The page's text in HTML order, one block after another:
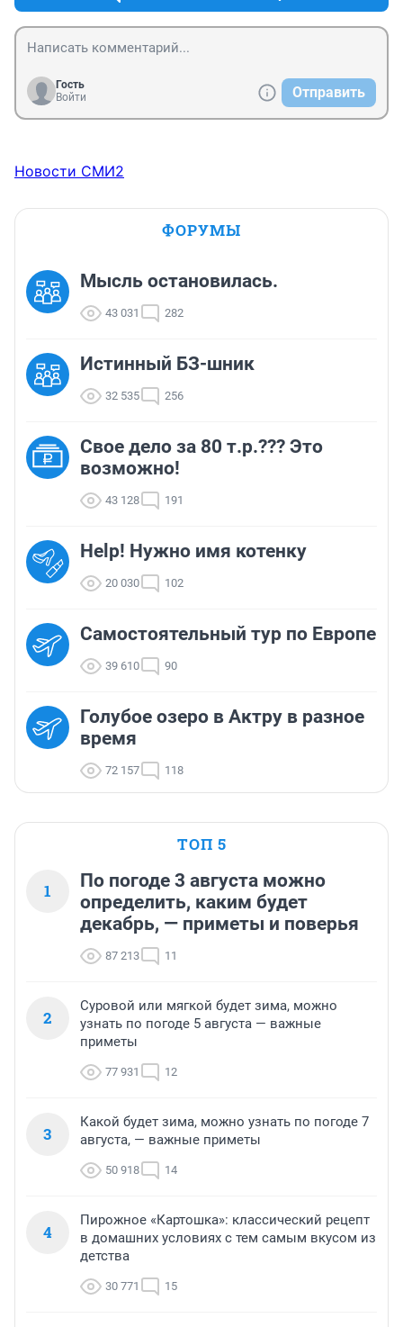
Гость
Войти
Отправить
Новости СМИ2
ФОРУМЫ
Мысль остановилась.
43 031 282
Истинный БЗ-шник
32 535 256
Свое дело за 80 т.р.??? Это
возможно!
43 128 191
Help! Нужно имя котенку
20 030 102
Самостоятельный тур по Европе
39 610 90
Голубое озеро в Актру в разное
время
72 157 118
ТОП 5
1
По погоде 3 августа можно
определить, каким будет
декабрь, — приметы и поверья
87 213 11
2
Суровой или мягкой будет зима, можно
узнать по погоде 5 августа — важные
приметы
77 931 12
3
Какой будет зима, можно узнать по погоде 7
августа, — важные приметы
50 918 14
4
Пирожное «Картошка»: классический рецепт
в домашних условиях с тем самым вкусом из
детства
30 771 15